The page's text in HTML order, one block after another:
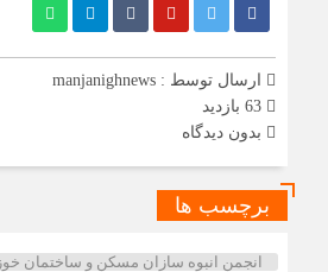
ارسال توسط : manjanighnews
بدون دیدگاه
برچسب ها
انجمن انبوه سازان مسکن و ساختمان